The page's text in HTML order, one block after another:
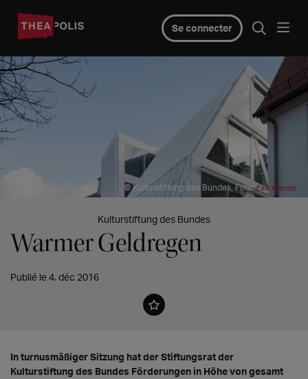
Se connecter
© Kulturstiftung des Bundes, Foto:Falk Wenzel
Kulturstiftung des Bundes
Warmer Geldregen
Publié le 4. déc 2016
In turnusmäßiger Sitzung hat der Stiftungsrat der
Kulturstiftung des Bundes Förderungen in Höhe von gesamt